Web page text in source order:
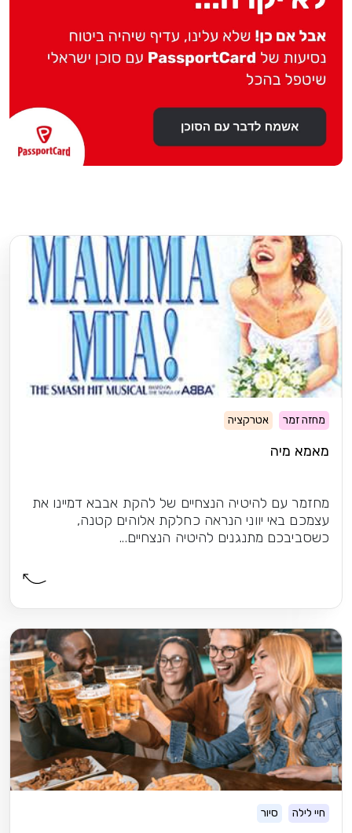
מחזה זמר אטרקציה
מאמא מיה
מחזמר עם להיטיה הנצחיים של להקת אבבא דמיינו את
עצמכם באי יווני הנראה כחלקת אלוהים קטנה,
כשסביבכם מתנגנים להיטיה הנצחיים...
חיי לילה סיור